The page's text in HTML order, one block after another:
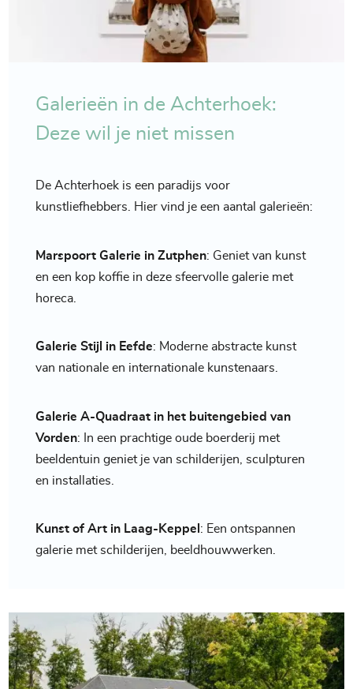
Galerieën in de Achterhoek:
Deze wil je niet missen
De Achterhoek is een paradijs voor
kunstliefhebbers. Hier vind je een aantal galerieën:
Marspoort Galerie in Zutphen: Geniet van kunst
en een kop koffie in deze sfeervolle galerie met
horeca.
Galerie Stijl in Eefde: Moderne abstracte kunst
van nationale en internationale kunstenaars.
Galerie A-Quadraat in het buitengebied van
Vorden: In een prachtige oude boerderij met
beeldentuin geniet je van schilderijen, sculpturen
en installaties.
Kunst of Art in Laag-Keppel : Een ontspannen
galerie met schilderijen, beeldhouwwerken.